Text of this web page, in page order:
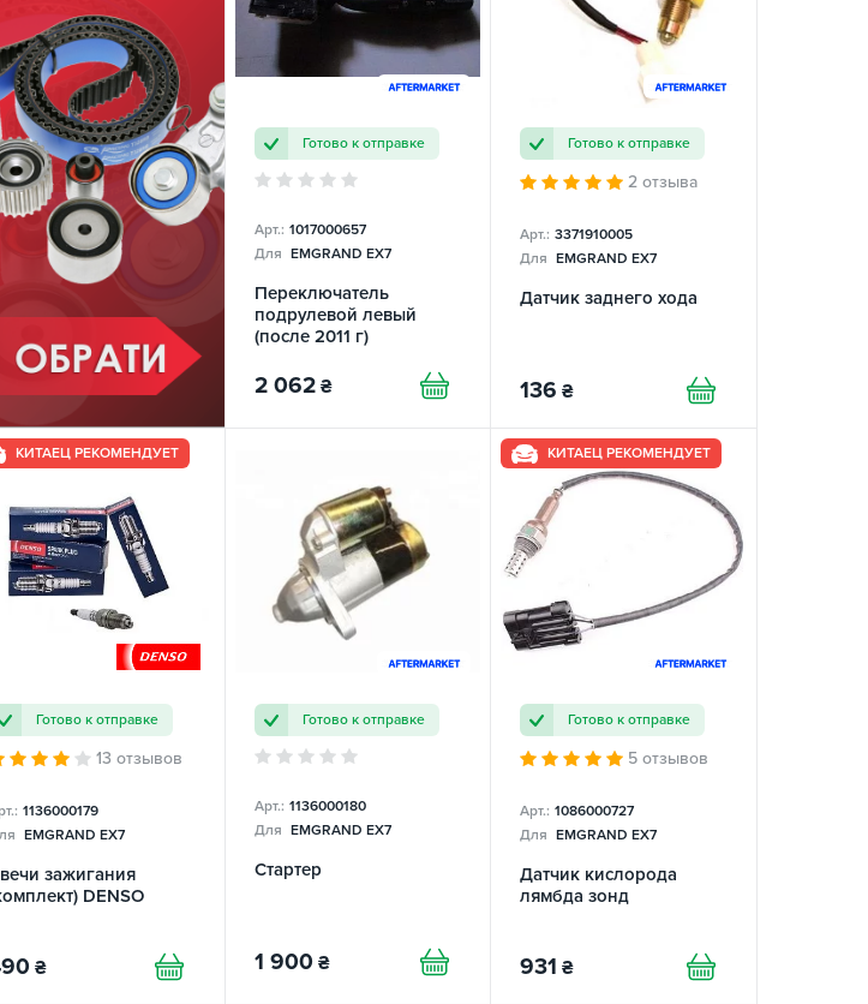
Готово к отправке
Арт.: 1017000657
Для EMGRAND EX7
Переключатель
подрулевой левый
(после 2011 г)
2 062 ₴
Готово к отправке
2 отзыва
Арт.: 3371910005
Для EMGRAND EX7
Датчик заднего хода
136 ₴
КИТАЕЦ РЕКОМЕНДУЕТ
Готово к отправке
13 отзывов
1136000179
EMGRAND EX7
зажигания
DENSO
₴
Готово к отправке
Арт.: 1136000180
Для EMGRAND EX7
Стартер
1 900 ₴
КИТАЕЦ РЕКОМЕНДУЕТ
Готово к отправке
5 отзывов
Арт.: 1086000727
Для EMGRAND EX7
Датчик кислорода
лямбда зонд
931 ₴